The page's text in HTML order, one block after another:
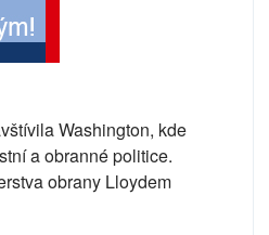
Washington, kde
a obranné politice.
obrany Lloydem